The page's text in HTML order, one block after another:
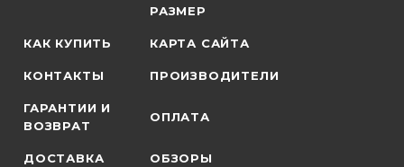
РАЗМЕР
КАК КУПИТЬ КАРТА САЙТА
КОНТАКТЫ ПРОИЗВОДИТЕЛИ
ГАРАНТИИ И
ВОЗВРАТ
ОПЛАТА
ДОСТАВКА ОБЗОРЫ